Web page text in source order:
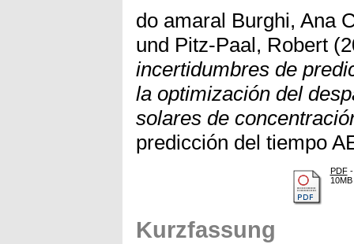
do amaral Burghi, Ana
und Pitz-Paal, Robert
incertidumbres de
la optimización del
solares de
predicción del tiempo
PDF-
10MB
Kurzfassung